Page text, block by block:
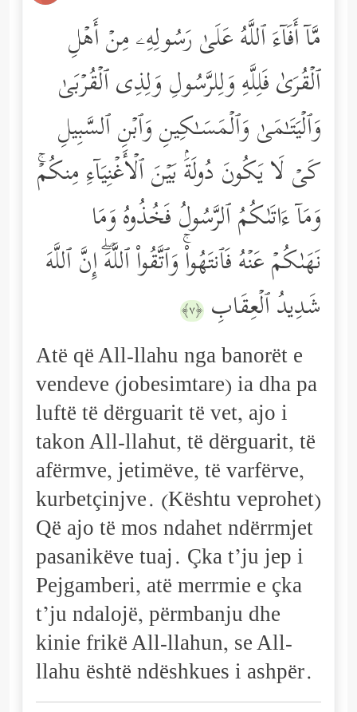
مَّاۤ أَفَاۤءَ ٱللَّهُ عَلَىٰ رَسُولِهِۦ مِنۡ أَهۡلِ
ٱلۡقُرَىٰ فَلِلَّهِ وَلِلرَّسُولِ وَلِذِی ٱلۡقُرۡبَىٰ
وَٱلۡیَتَـٰمَىٰ وَٱلۡمَسَـٰكِینِ وَٱبۡنِ ٱلسَّبِیلِ
كَیۡ لَا یَكُونَ دُولَةَۢ بَیۡنَ ٱلۡأَغۡنِیَاۤءِ مِنكُمۡۚ
وَمَاۤ ءَاتَىٰكُمُ ٱلرَّسُولُ فَخُذُوهُ وَمَا
نَهَىٰكُمۡ عَنۡهُ فَٱنتَهُواْۚ وَٱتَّقُواْ ٱللَّهَۖ إِنَّ ٱللَّهَ
شَدِیدُ ٱلۡعِقَابِ ﴿٧﴾
Atë që All-llahu nga banorët e
vendeve (jobesimtare) ia dha pa
luftë të dërguarit të vet, ajo i
takon All-llahut, të dërguarit, të
afërmve, jetimëve, të varfërve,
kurbetçinjve. (Kështu veprohet)
Që ajo të mos ndahet ndërrmjet
pasanikëve tuaj. Çka t’ju jep i
Pejgamberi, atë merrmie e çka
t’ju ndalojë, përmbanju dhe
kinie frikë All-llahun, se All-
llahu është ndëshkues i ashpër.